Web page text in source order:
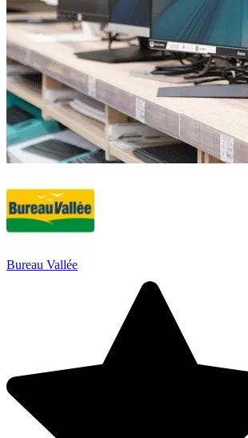
Bureau Vallée